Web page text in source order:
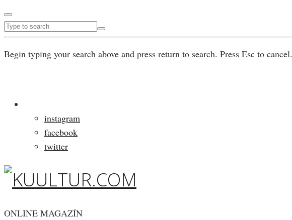
Begin typing your search above and press return to search. Press Esc to cancel.
instagram
facebook
twitter
ONLINE MAGAZÍN